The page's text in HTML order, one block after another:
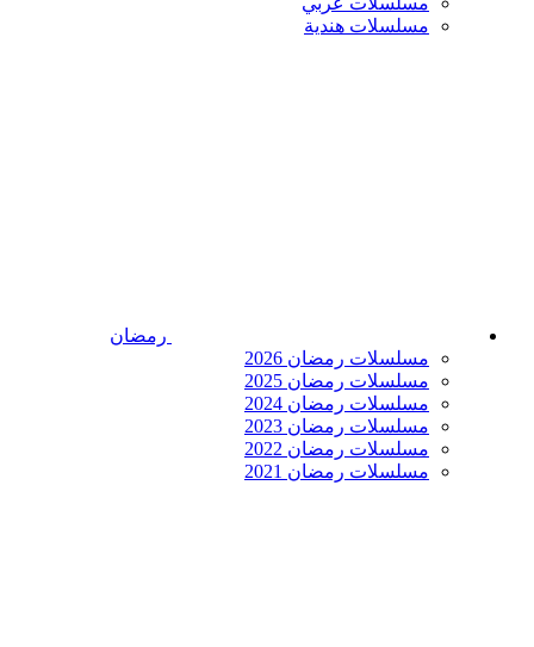
مسلسلات هندية
رمضان
مسلسلات رمضان 2026
مسلسلات رمضان 2025
مسلسلات رمضان 2024
مسلسلات رمضان 2023
مسلسلات رمضان 2022
مسلسلات رمضان 2021